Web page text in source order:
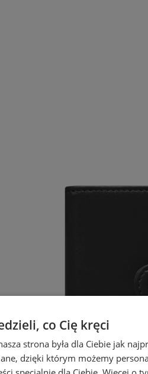
co Cię kręci
strona była dla Ciebie jak
dzięki którym możemy